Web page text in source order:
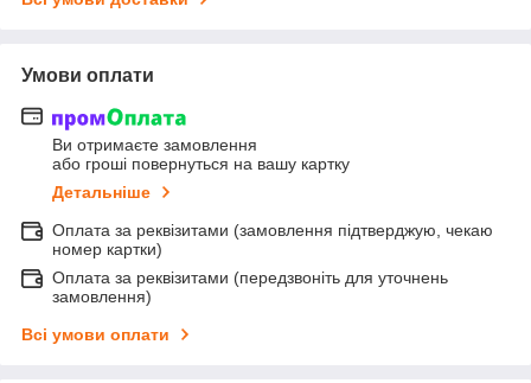
Умови оплати
Ви отримаєте замовлення
або гроші повернуться на вашу картку
Детальніше
Оплата за реквізитами (замовлення підтверджую, чекаю
номер картки)
Оплата за реквізитами (передзвоніть для уточнень
замовлення)
Всі умови оплати